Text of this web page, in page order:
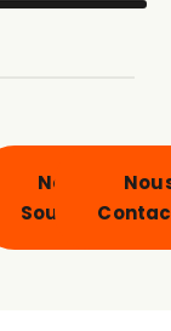
Nous
Soutenir